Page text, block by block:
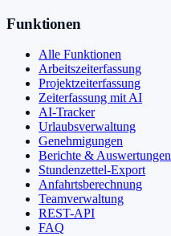
Funktionen
Alle Funktionen
Arbeitszeiterfassung
Projektzeiterfassung
Zeiterfassung mit AI
AI-Tracker
Urlaubsverwaltung
Genehmigungen
Berichte & Auswertungen
Stundenzettel-Export
Anfahrtsberechnung
Teamverwaltung
REST-API
FAQ